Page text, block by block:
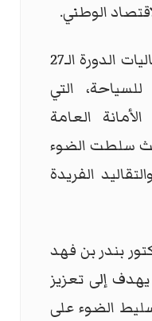
الوطني.
هذا الإعلان على هامش فعاليات الدورة الـ27
التي
العامة
سلطت الضوء
الفريدة
بندر بن فهد
يهدف إلى تعزيز
الضوء على